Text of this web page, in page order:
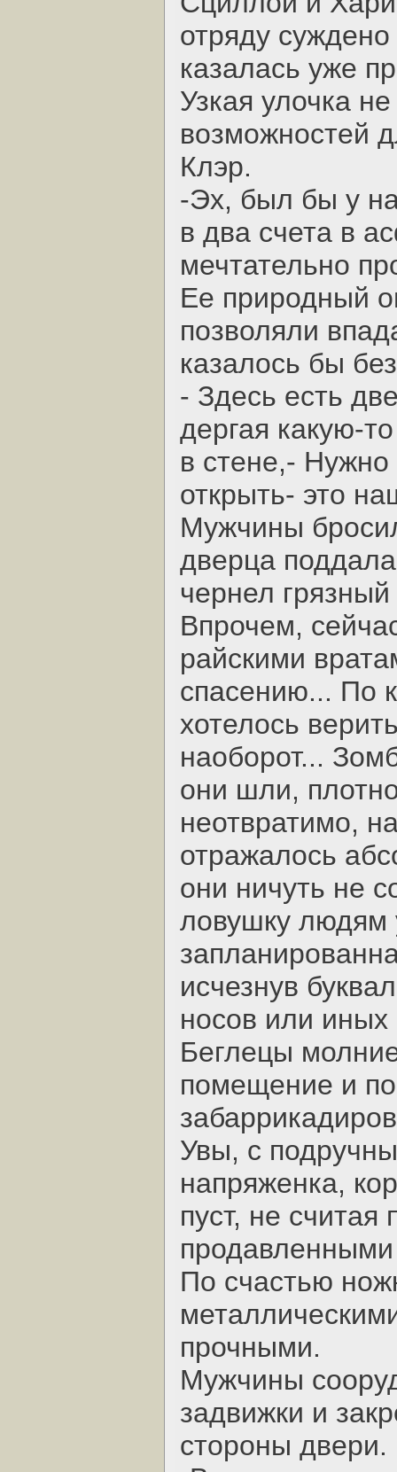
отряду суждено
казалась уже
Узкая улочка
возможностей
Клэр.
-Эх, был бы у
в два счета в
мечтательно
Ее природный
позволяли
казалось бы
- Здесь есть
дергая какую-
в стене,-
открыть- это
Мужчины
дверца
чернел
Впрочем,
райскими
спасению... По
хотелось
наоборот...
они шли,
неотвратимо,
отражалось
они ничуть не
ловушку людям
исчезнув
носов или
Беглецы
помещение и
Увы, с
напряженка,
пуст, не
По счастью
прочными.
Мужчины
задвижки и
стороны двери.